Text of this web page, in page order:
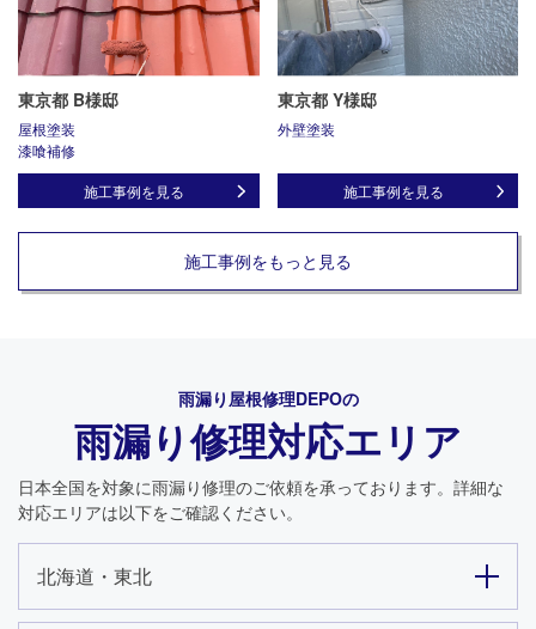
東京都 B様邸
屋根塗装
漆喰補修
施工事例を見る
東京都 Y様邸
外壁塗装
施工事例を見る
施工事例をもっと見る
雨漏り屋根修理DEPOの
雨漏り修理対応エリア
日本全国を対象に雨漏り修理のご依頼を承っております。詳細な
対応エリアは以下をご確認ください。
北海道・東北